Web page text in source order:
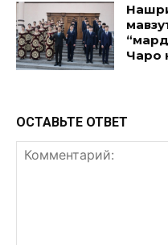
Чаро
ОСТАВЬТЕ ОТВЕТ